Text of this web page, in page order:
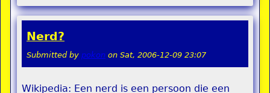
Nerd?
Submitted by pokon on Sat, 2006-12-09 23:07
Wikipedia: Een nerd is een persoon die een